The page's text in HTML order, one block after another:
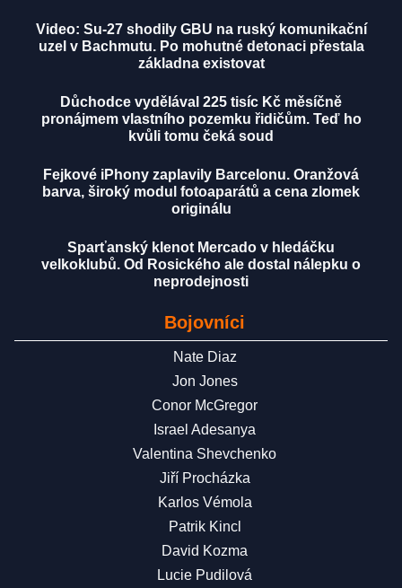
Video: Su-27 shodily GBU na ruský komunikační
uzel v Bachmutu. Po mohutné detonaci přestala
základna existovat
Důchodce vydělával 225 tisíc Kč měsíčně
pronájmem vlastního pozemku řidičům. Teď ho
kvůli tomu čeká soud
Fejkové iPhony zaplavily Barcelonu. Oranžová
barva, široký modul fotoaparátů a cena zlomek
originálu
Sparťanský klenot Mercado v hledáčku
velkoklubů. Od Rosického ale dostal nálepku o
neprodejnosti
Bojovníci
Nate Diaz
Jon Jones
Conor McGregor
Israel Adesanya
Valentina Shevchenko
Jiří Procházka
Karlos Vémola
Patrik Kincl
David Kozma
Lucie Pudilová